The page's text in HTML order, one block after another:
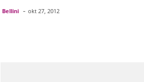
Bellini - okt 27, 2012